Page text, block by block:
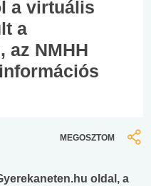
a virtuális
a
az NMHH
MEGOSZTOM
oldal, a